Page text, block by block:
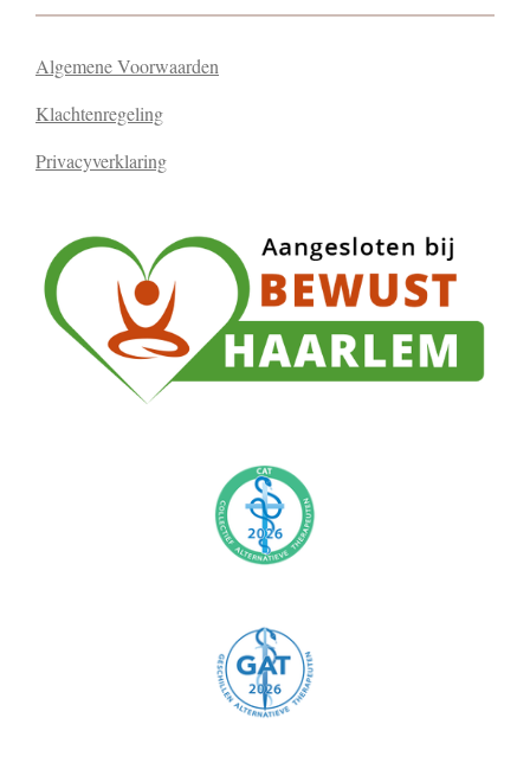
Algemene Voorwaarden
Klachtenregeling
Privacyverklaring